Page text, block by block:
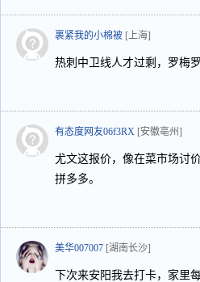
裹紧我的小棉被 [上海]
热刺中卫线人才过剩，罗梅
有态度网友06f3RX [安徽亳州]
尤文这报价，像在菜市场讨
拼多多。
美华007007 [湖南长沙]
下次来安阳我去打卡，家里